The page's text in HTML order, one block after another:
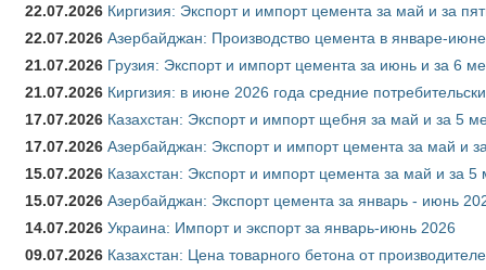
22.07.2026 Киргизия: Экспорт и импорт цемента за май и за
22.07.2026 Азербайджан: Производство цемента в январе-
21.07.2026 Грузия: Экспорт и импорт цемента за июнь и за 6
21.07.2026 Киргизия: в июне 2026 года средние
17.07.2026 Казахстан: Экспорт и импорт щебня за май и за 5
17.07.2026 Азербайджан: Экспорт и импорт цемента за май и
15.07.2026 Казахстан: Экспорт и импорт цемента за май и за
15.07.2026 Азербайджан: Экспорт цемента за январь - июнь
14.07.2026 Украина: Импорт и экспорт за январь-июнь 2026
09.07.2026 Казахстан: Цена товарного бетона от